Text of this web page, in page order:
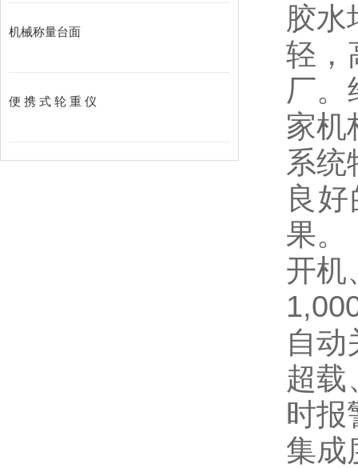
机械称量台面
便 携 式 轮 重 仪
胶水
轻，
厂。
家机
系统
良
果。
开机
自动
超载
时报
集成